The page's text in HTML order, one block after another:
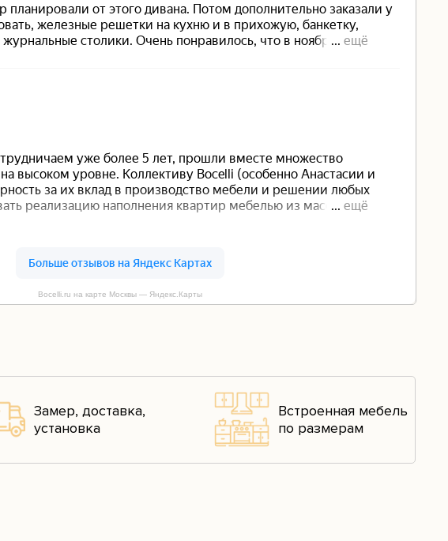
Bocelli.ru на карте Москвы — Яндекс.Карты
Встроенная мебель
по размерам
Замер, доставка,
установка